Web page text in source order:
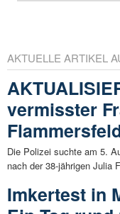
AKTUELLE ARTIKEL
vermisster
Die Polizei suchte am 5.
nach der 38-jährigen Julia
Imkertest in